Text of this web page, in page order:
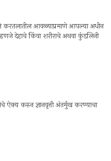
करतलातील आवळ्याप्रमाणे आपल्या अधीन
देहाचे किंवा शरीराचे अथवा कुंडलिनी
ऐक्य करुन ज्ञानवृत्ती अंतर्मुख करण्याचा